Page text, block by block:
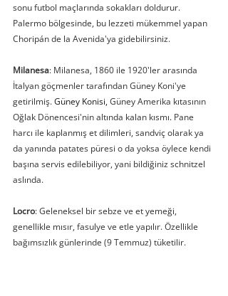
sonu futbol maçlarında sokakları doldurur.
Palermo bölgesinde, bu lezzeti mükemmel yapan
Choripán de la Avenida'ya gidebilirsiniz.
Milanesa: Milanesa, 1860 ile 1920'ler arasında
İtalyan göçmenler tarafından Güney Koni'ye
getirilmiş. Güney Konisi, Güney Amerika kıtasının
Oğlak Dönencesi'nin altında kalan kısmı. Pane
harcı ile kaplanmış et dilimleri, sandviç olarak ya
da yanında patates püresi o da yoksa öylece kendi
başına servis edilebiliyor, yani bildiğiniz schnitzel
aslında.
Locro: Geleneksel bir sebze ve et yemeği,
genellikle mısır, fasulye ve etle yapılır. Özellikle
bağımsızlık günlerinde (9 Temmuz) tüketilir.